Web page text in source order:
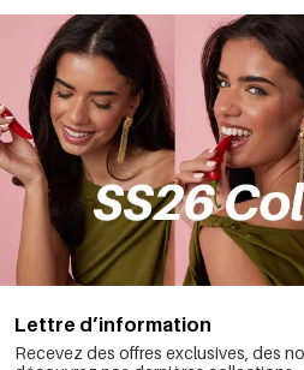
Lettre d’information
Recevez des offres exclusives, des